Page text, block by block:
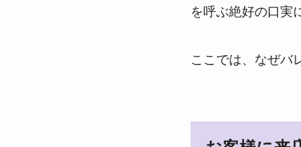
を呼ぶ絶好の口実
ここでは、なぜバ